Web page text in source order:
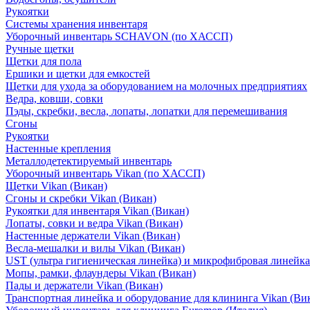
Рукоятки
Системы хранения инвентаря
Уборочный инвентарь SCHAVON (по ХАССП)
Ручные щетки
Щетки для пола
Ершики и щетки для емкостей
Щетки для ухода за оборудованием на молочных предприятиях
Ведра, ковши, совки
Пэды, скребки, весла, лопаты, лопатки для перемешивания
Сгоны
Рукоятки
Настенные крепления
Металлодетектируемый инвентарь
Уборочный инвентарь Vikan (по ХАССП)
Щетки Vikan (Викан)
Сгоны и скребки Vikan (Викан)
Рукоятки для инвентаря Vikan (Викан)
Лопаты, совки и ведра Vikan (Викан)
Настенные держатели Vikan (Викан)
Весла-мешалки и вилы Vikan (Викан)
UST (ультра гигиеническая линейка) и микрофибровая линейка
Мопы, рамки, флаундеры Vikan (Викан)
Пады и держатели Vikan (Викан)
Транспортная линейка и оборудование для клининга Vikan